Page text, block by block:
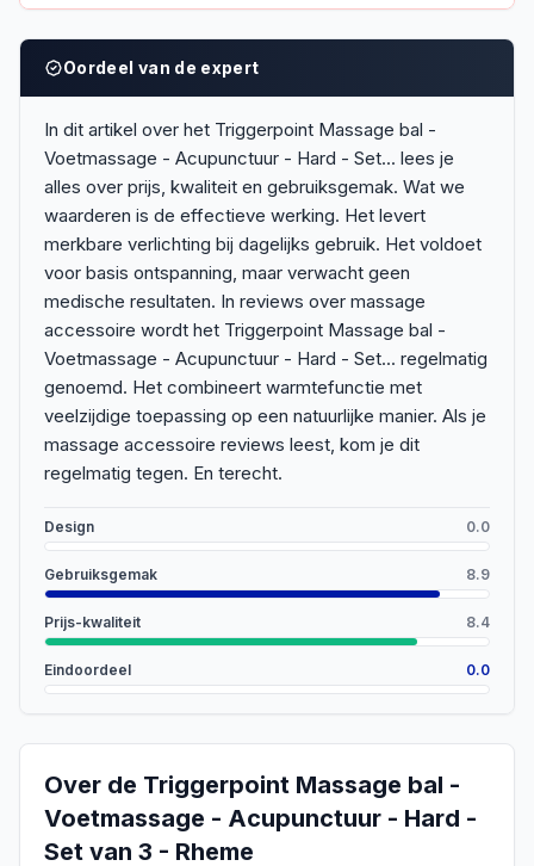
Oordeel van de expert
In dit artikel over het Triggerpoint Massage bal -
Voetmassage - Acupunctuur - Hard - Set... lees je
alles over prijs, kwaliteit en gebruiksgemak. Wat we
waarderen is de effectieve werking. Het levert
merkbare verlichting bij dagelijks gebruik. Het voldoet
voor basis ontspanning, maar verwacht geen
medische resultaten. In reviews over massage
accessoire wordt het Triggerpoint Massage bal -
Voetmassage - Acupunctuur - Hard - Set... regelmatig
genoemd. Het combineert warmtefunctie met
veelzijdige toepassing op een natuurlijke manier. Als je
massage accessoire reviews leest, kom je dit
regelmatig tegen. En terecht.
Design 0.0
Gebruiksgemak 8.9
Prijs-kwaliteit 8.4
Eindoordeel 0.0
Over de Triggerpoint Massage bal -
Voetmassage - Acupunctuur - Hard -
Set van 3 - Rheme